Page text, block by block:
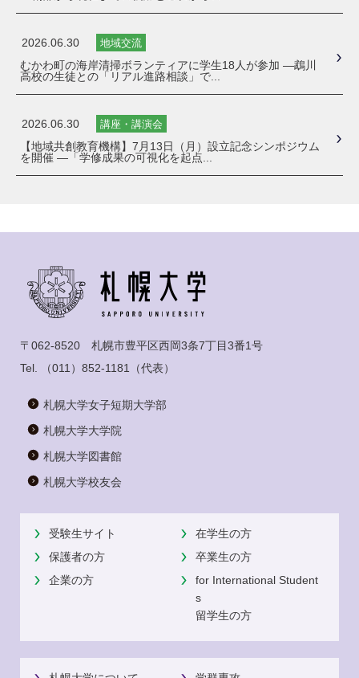
2026.06.30 地域交流
むかわ町の海岸清掃ボランティアに学生18人が参加 ―鵡川
高校の生徒との「リアル進路相談」で...
2026.06.30 講座・講演会
【地域共創教育機構】7月13日（月）設立記念シンポジウム
を開催 ―「学修成果の可視化を起点...
〒062-8520 札幌市豊平区西岡3条7丁目3番1号
Tel.
（011）852-1181 （代表）
札幌大学女子短期大学部
札幌大学大学院
札幌大学図書館
札幌大学校友会
受験生サイト
在学生の方
保護者の方
卒業生の方
企業の方
for International Student
s
留学生の方